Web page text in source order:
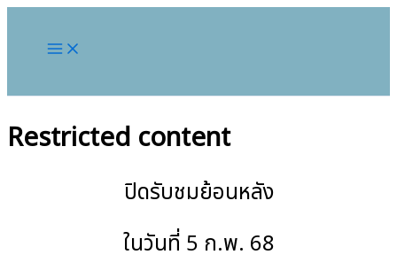
Restricted content
ปิดรับชมย้อนหลัง
ในวันที่ 5 ก.พ. 68